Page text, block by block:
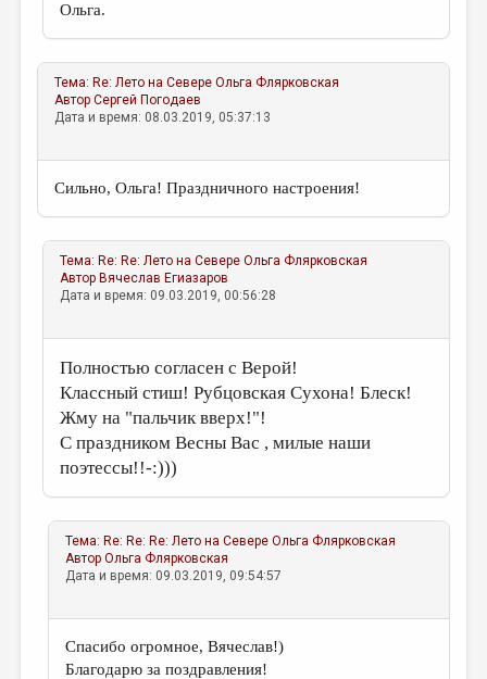
Ольга.
Тема: Re: Лето на Севере Ольга Флярковская
АвторСергей Погодаев
Дата и время: 08.03.2019, 05:37:13
Сильно, Ольга! Праздничного настроения!
Тема: Re: Re: Лето на Севере Ольга Флярковская
Автор Вячеслав Егиазаров
Дата и время: 09.03.2019, 00:56:28
Полностью согласен с Верой!
Классный стиш! Рубцовская Сухона! Блеск!
Жму на "пальчик вверх!"!
С праздником Весны Вас , милые наши
поэтессы!!-:)))
Тема: Re: Re: Re: Лето на Севере Ольга Флярковская
АвторОльга Флярковская
Дата и время: 09.03.2019, 09:54:57
Спасибо огромное, Вячеслав!)
Благодарю за поздравления!